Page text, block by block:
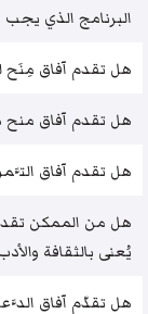
البرنامج الذي يجب
هل تقدم آفاق مِنَح
هل تقدم آفاق منح
هل تقدم آفاق التَّمويل بنسبة
هل من الممكن
يُعنى بالثقافة
هل تقدّم آفاق الدَّعم